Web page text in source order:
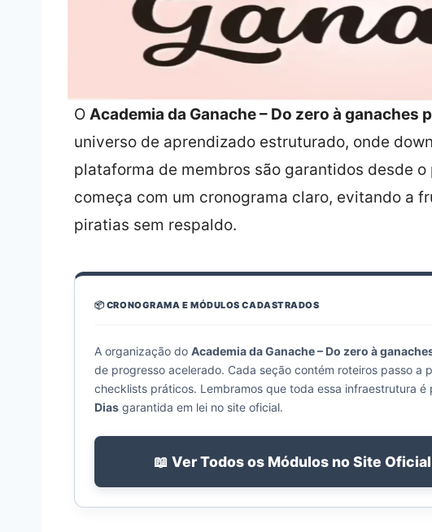
O Academia da Ganache – Do zero à ganaches
universo de aprendizado estruturado, onde
plataforma de membros são garantidos desde
começa com um cronograma claro, evitando a
piratias sem respaldo.
📦 CRONOGRAMA E MÓDULOS CADASTRADOS
A organização do Academia da Ganache – Do zero à
de progresso acelerado. Cada seção contém roteiros passo a
checklists práticos. Lembramos que toda essa infraestrutura é
Diasgarantida em lei no site oficial.
📖 Ver Todos os Módulos no Site